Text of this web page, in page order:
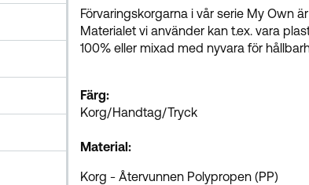
Förvaringskorgarna i vår serie My Own
Materialet vi använder kan t.ex. vara
100% eller mixad med nyvara för
Färg:
Korg/Handtag/Tryck
Material:
Korg - Återvunnen Polypropen (PP)